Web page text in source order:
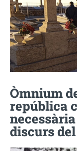
Òmnium
república
discurs